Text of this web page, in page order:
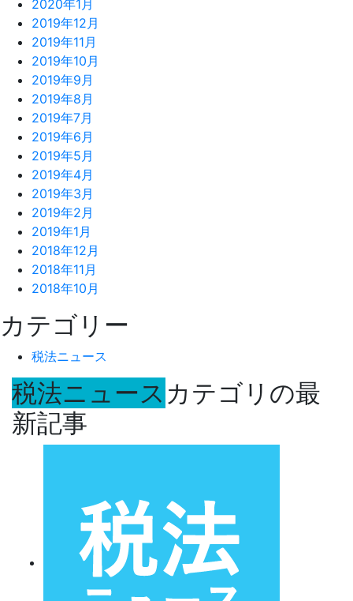
2020年1月
2019年12月
2019年11月
2019年10月
2019年9月
2019年8月
2019年7月
2019年6月
2019年5月
2019年4月
2019年3月
2019年2月
2019年1月
2018年12月
2018年11月
2018年10月
カテゴリー
税法ニュース
税法ニュース カテゴリの最
新記事